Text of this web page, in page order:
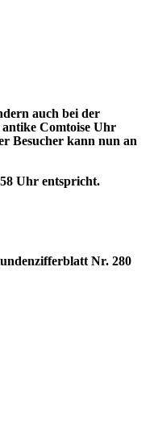
auch bei der
antike Comtoise Uhr
Besucher kann nun an
Uhr entspricht.
Nr. 280